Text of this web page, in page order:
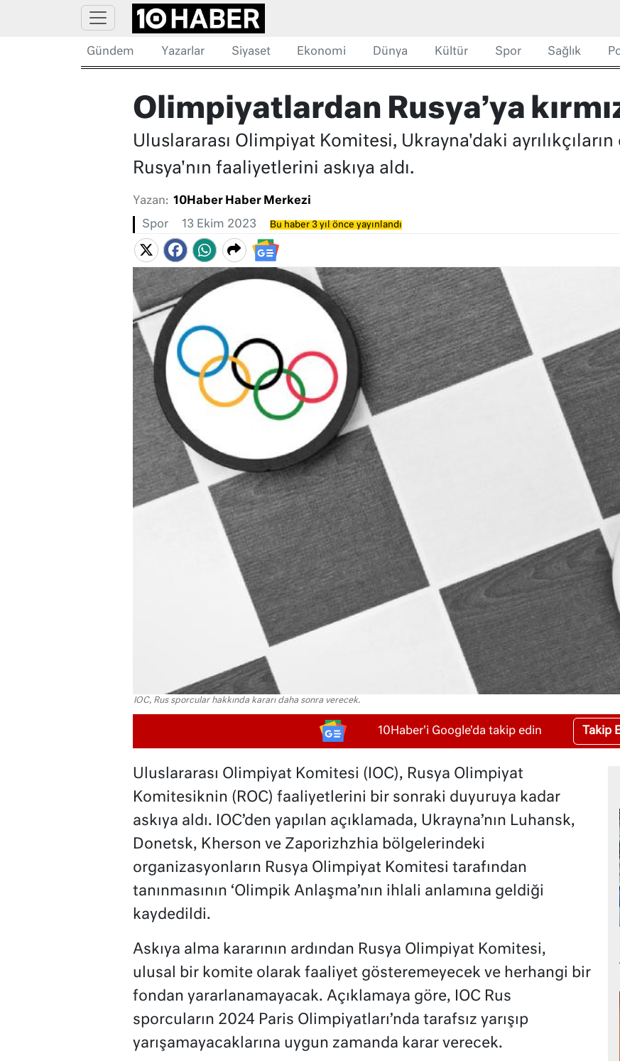
Gündem Yazarlar Siyaset Ekonomi Dünya Kültür Spor Sağlık
Olimpiyatlardan Rusya’ya
Uluslararası Olimpiyat Komitesi, Ukrayna'daki
Rusya'nın faaliyetlerini askıya aldı.
Yazan: 10Haber Haber Merkezi
Spor 13 Ekim 2023 Bu haber 3 yıl önce yayınlandı
IOC, Rus sporcular hakkında kararı daha sonra verecek.
10Haber'i Google'da takip edin Takip
Uluslararası Olimpiyat Komitesi (IOC), Rusya Olimpiyat
Komitesiknin (ROC) faaliyetlerini bir sonraki duyuruya kadar
askıya aldı. IOC’den yapılan açıklamada, Ukrayna’nın Luhansk,
Donetsk, Kherson ve Zaporizhzhia bölgelerindeki
organizasyonların Rusya Olimpiyat Komitesi tarafından
tanınmasının ‘Olimpik Anlaşma’nın ihlali anlamına geldiği
kaydedildi.
Askıya alma kararının ardından Rusya Olimpiyat Komitesi,
ulusal bir komite olarak faaliyet gösteremeyecek ve herhangi bir
fondan yararlanamayacak. Açıklamaya göre, IOC Rus
sporcuların 2024 Paris Olimpiyatları’nda tarafsız yarışıp
yarışamayacaklarına uygun zamanda karar verecek.